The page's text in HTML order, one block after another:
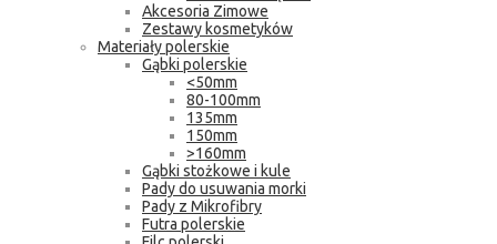
Akcesoria Zimowe
Zestawy kosmetyków
Materiały polerskie
Gąbki polerskie
<50mm
80-100mm
135mm
150mm
>160mm
Gąbki stożkowe i kule
Pady do usuwania morki
Pady z Mikrofibry
Futra polerskie